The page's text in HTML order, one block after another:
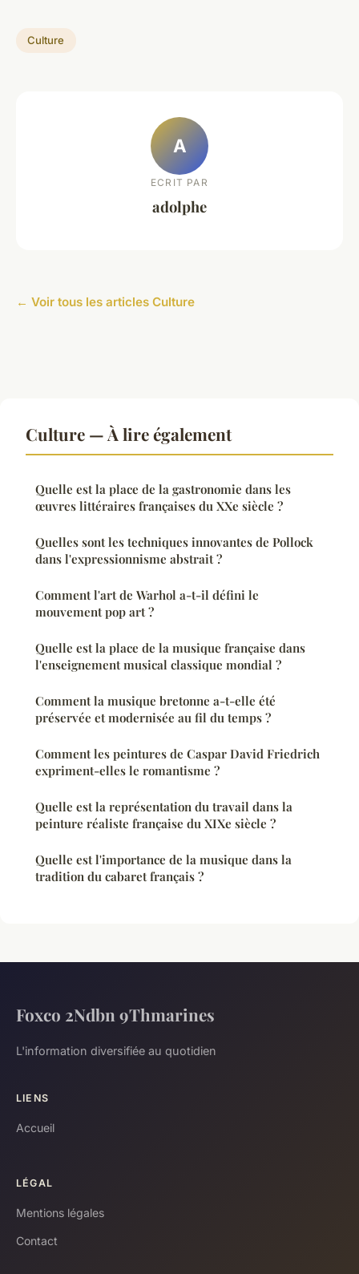
Culture
A
ECRIT PAR
adolphe
← Voir tous les articles Culture
Culture — À lire également
Quelle est la place de la gastronomie dans les
œuvres littéraires françaises du XXe siècle ?
Quelles sont les techniques innovantes de Pollock
dans l'expressionnisme abstrait ?
Comment l'art de Warhol a-t-il défini le
mouvement pop art ?
Quelle est la place de la musique française dans
l'enseignement musical classique mondial ?
Comment la musique bretonne a-t-elle été
préservée et modernisée au fil du temps ?
Comment les peintures de Caspar David Friedrich
expriment-elles le romantisme ?
Quelle est la représentation du travail dans la
peinture réaliste française du XIXe siècle ?
Quelle est l'importance de la musique dans la
tradition du cabaret français ?
Foxco 2Ndbn 9Thmarines
L'information diversifiée au quotidien
LIENS
Accueil
LÉGAL
Mentions légales
Contact